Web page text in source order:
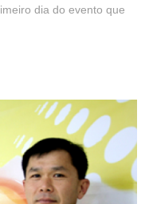
dia do evento que